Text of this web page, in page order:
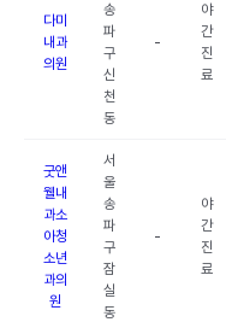
다미
내과
의원
송
파
구
신
천
동
-
야
간
진
료
굿앤
웰내
과소
아청
소년
과의
원
서
울
송
파
구
잠
실
동
-
야
간
진
료